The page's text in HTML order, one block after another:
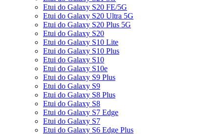
Etui do Galaxy S20 FE/5G
Etui do Galaxy S20 Ultra 5G
Etui do Galaxy S20 Plus 5G
Etui do Galaxy S20
Etui do Galaxy S10 Lite
Etui do Galaxy S10 Plus
Etui do Galaxy S10
Etui do Galaxy S10e
Etui do Galaxy S9 Plus
Etui do Galaxy S9
Etui do Galaxy S8 Plus
Etui do Galaxy S8
Etui do Galaxy S7 Edge
Etui do Galaxy S7
Etui do Galaxy S6 Edge Plus